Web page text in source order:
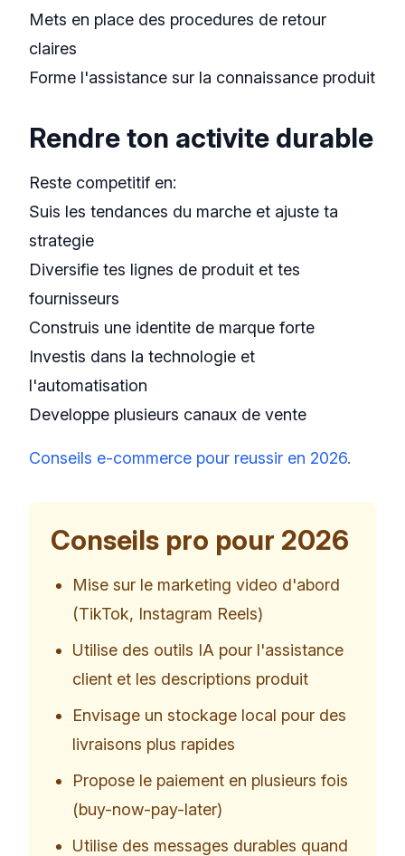
Mets en place des procedures de retour
claires
Forme l'assistance sur la connaissance produit
Rendre ton activite durable
Reste competitif en:
Suis les tendances du marche et ajuste ta
strategie
Diversifie tes lignes de produit et tes
fournisseurs
Construis une identite de marque forte
Investis dans la technologie et
l'automatisation
Developpe plusieurs canaux de vente
Conseils e-commerce pour reussir en 2026.
Conseils pro pour 2026
Mise sur le marketing video d'abord
(TikTok, Instagram Reels)
Utilise des outils IA pour l'assistance
client et les descriptions produit
Envisage un stockage local pour des
livraisons plus rapides
Propose le paiement en plusieurs fois
(buy-now-pay-later)
Utilise des messages durables quand